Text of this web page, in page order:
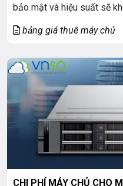
bảo mật và hiệu suất sẽ
chuyển đổi hơn và doanh
bảng giá thuê máy chủ
CHI PHÍ MÁY CHỦ CHO